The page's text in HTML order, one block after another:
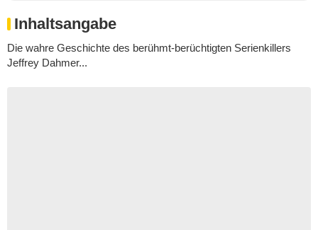
Inhaltsangabe
Die wahre Geschichte des berühmt-berüchtigten Serienkillers
Jeffrey Dahmer...